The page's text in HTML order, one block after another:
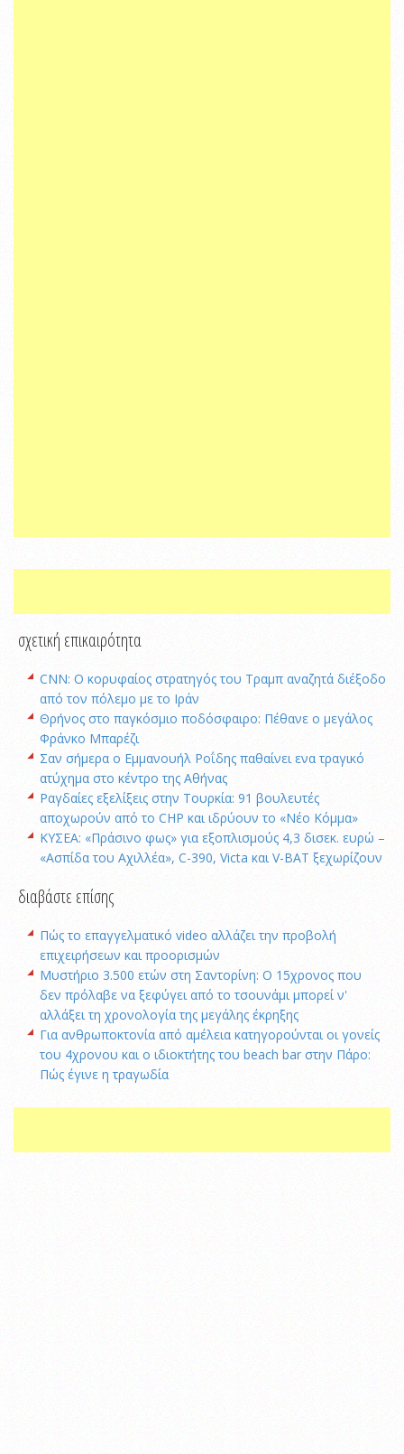
σχετική επικαιρότητα
CNN: Ο κορυφαίος στρατηγός του Τραμπ αναζητά διέξοδο
από τον πόλεμο με το Ιράν
Θρήνος στο παγκόσμιο ποδόσφαιρο: Πέθανε ο μεγάλος
Φράνκο Μπαρέζι
Σαν σήμερα ο Εμμανουήλ Ροΐδης παθαίνει ενα τραγικό
ατύχημα στο κέντρο της Αθήνας
Ραγδαίες εξελίξεις στην Τουρκία: 91 βουλευτές
αποχωρούν από το CHP και ιδρύουν το «Νέο Κόμμα»
ΚΥΣΕΑ: «Πράσινο φως» για εξοπλισμούς 4,3 δισεκ. ευρώ –
«Ασπίδα του Αχιλλέα», C-390, Victa και V-BAT ξεχωρίζουν
διαβάστε επίσης
Πώς το επαγγελματικό video αλλάζει την προβολή
επιχειρήσεων και προορισμών
Μυστήριο 3.500 ετών στη Σαντορίνη: Ο 15χρονος που
δεν πρόλαβε να ξεφύγει από το τσουνάμι μπορεί ν'
αλλάξει τη χρονολογία της μεγάλης έκρηξης
Για ανθρωποκτονία από αμέλεια κατηγορούνται οι γονείς
του 4χρονου και ο ιδιοκτήτης του beach bar στην Πάρο:
Πώς έγινε η τραγωδία